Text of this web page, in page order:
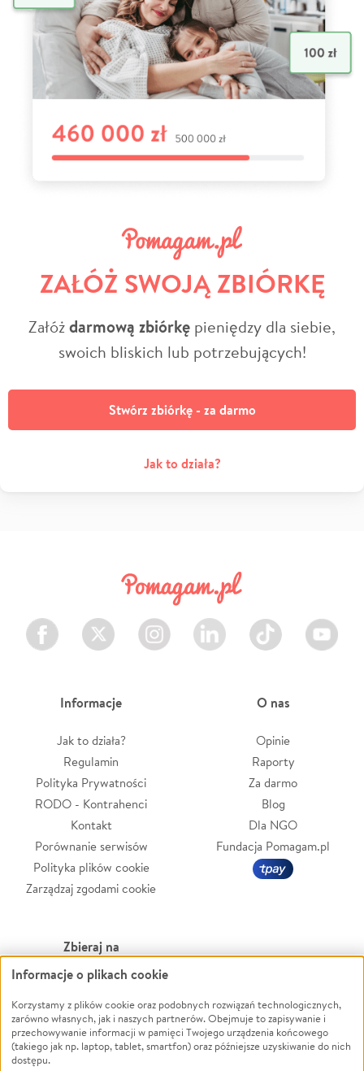
ZAŁÓŻ SWOJĄ ZBIÓRKĘ
Załóżdarmową zbiórkę pieniędzy dla siebie,
swoich bliskich lub potrzebujących!
Stwórz zbiórkę - za darmo
Jak to działa?
Facebook Twitter Instagram LinkedIn TikTok Youtube
Informacje
Jak to działa?
Regulamin
Polityka Prywatności
RODO - Kontrahenci
Kontakt
Porównanie serwisów
Polityka plików cookie
Zarządzaj zgodami cookie
O nas
Opinie
Raporty
Za darmo
Blog
Dla NGO
Fundacja Pomagam.pl
Zbieraj na
Leczenie
Zwierzęta
Pożar
Ukraina
Powódź
Wichura
NGO
Informacje o plikach cookie
Korzystamy z plików cookie oraz podobnych rozwiązań technologicznych,
zarówno własnych, jak i naszych partnerów. Obejmuje to zapisywanie i
przechowywanie informacji w pamięci Twojego urządzenia końcowego
(takiego jak np. laptop, tablet, smartfon) oraz późniejsze uzyskiwanie do nich
dostępu.